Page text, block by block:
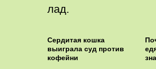
лад.
Сердитая кошка
выиграла суд против
кофейни